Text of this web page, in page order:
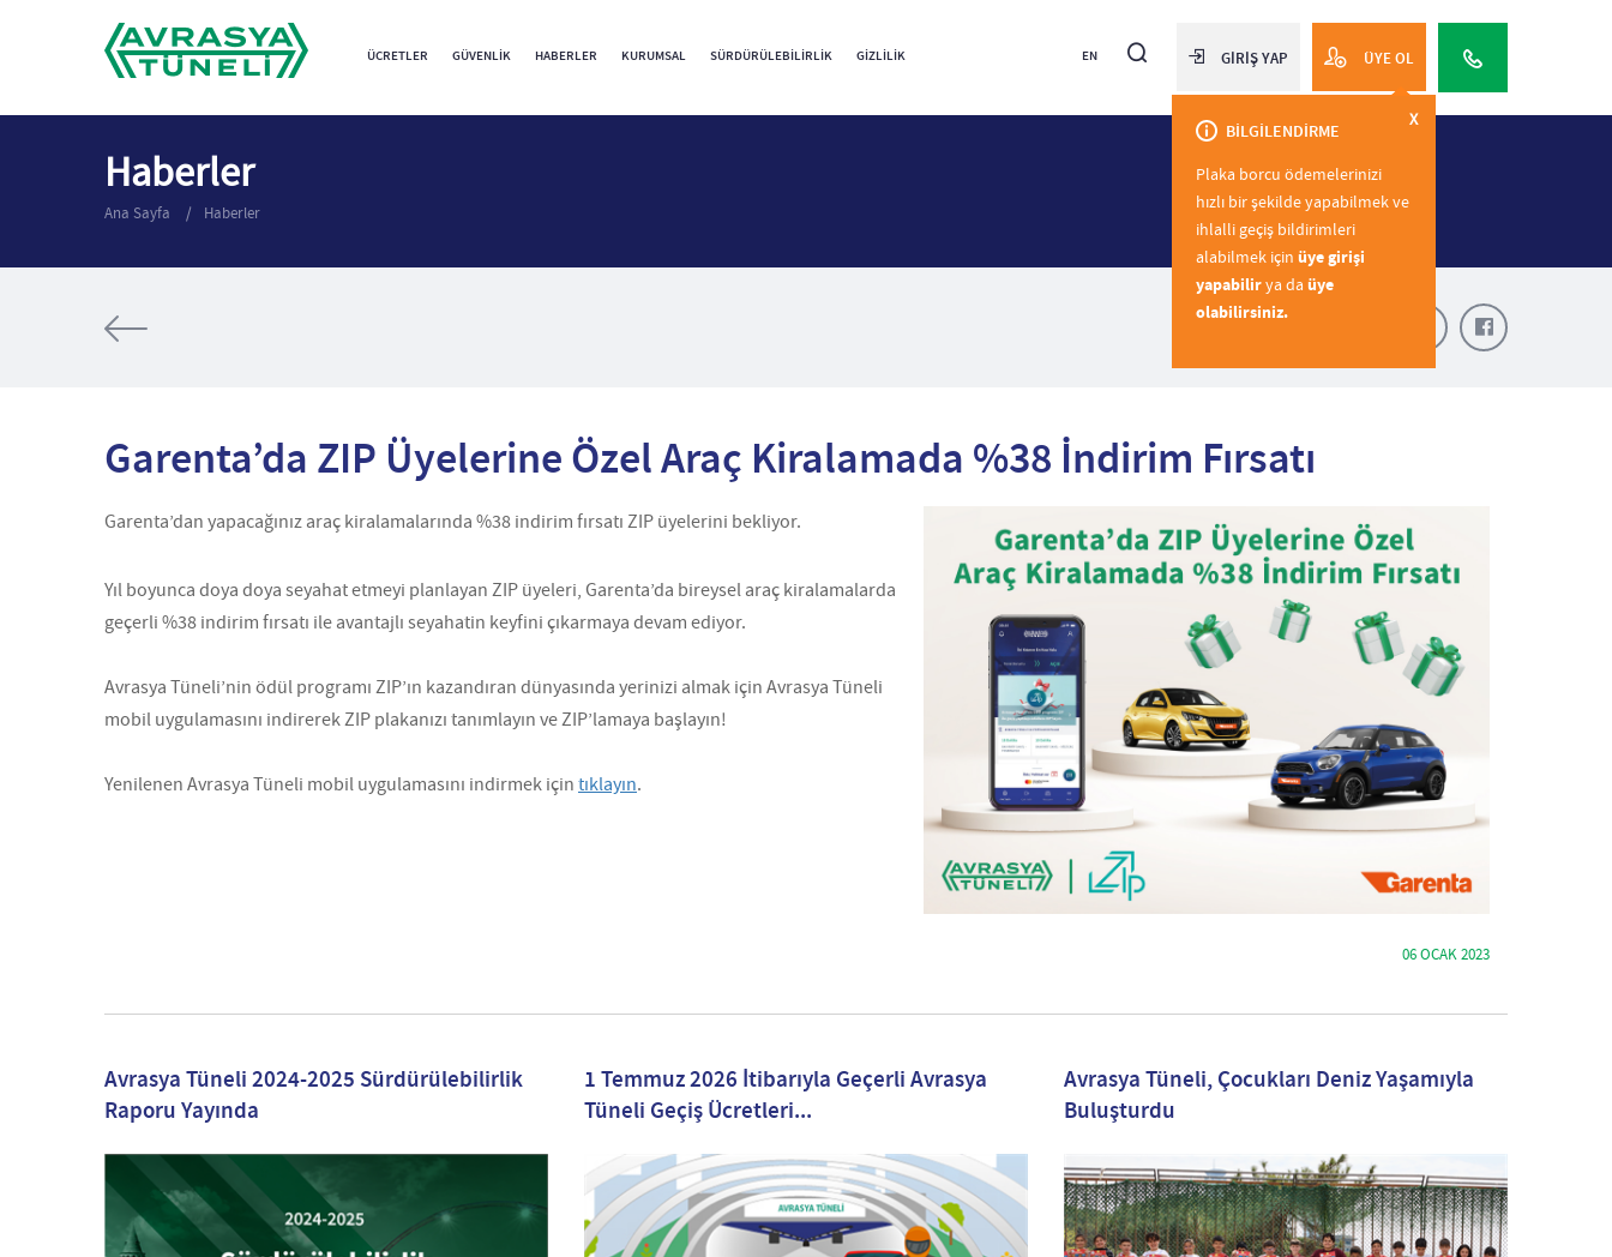
ÜCRETLER GÜVENLIK HABERLER KURUMSAL SÜRDÜRÜLEBILIRLIK GIZLILIK EN GİRİŞ YAP ÜYE OL
X
BİLGİLENDİRME
Plaka borcu ödemelerinizi
hızlı bir şekilde yapabilmek ve
ihlalli geçiş bildirimleri
alabilmek için üye girişi
yapabilirya da üye
olabilirsiniz.
Haberler
Ana Sayfa Haberler
Garenta’da ZIP Üyelerine Özel Araç Kiralamada %38 İndirim Fırsatı
06 OCAK 2023
Garenta’dan yapacağınız araç kiralamalarında %38 indirim fırsatı ZIP üyelerini bekliyor.
Yıl boyunca doya doya seyahat etmeyi planlayan ZIP üyeleri, Garenta’da bireysel araç kiralamalarda
geçerli %38 indirim fırsatı ile avantajlı seyahatin keyfini çıkarmaya devam ediyor.
Avrasya Tüneli’nin ödül programı ZIP’ın kazandıran dünyasında yerinizi almak için Avrasya Tüneli
mobil uygulamasını indirerek ZIP plakanızı tanımlayın ve ZIP’lamaya başlayın!
Yenilenen Avrasya Tüneli mobil uygulamasını indirmek için tıklayın.
Avrasya Tüneli 2024-2025 Sürdürülebilirlik
Raporu Yayında
1 Temmuz 2026 İtibarıyla Geçerli Avrasya
Tüneli Geçiş Ücretleri...
Avrasya Tüneli, Çocukları Deniz Yaşamıyla
Buluşturdu